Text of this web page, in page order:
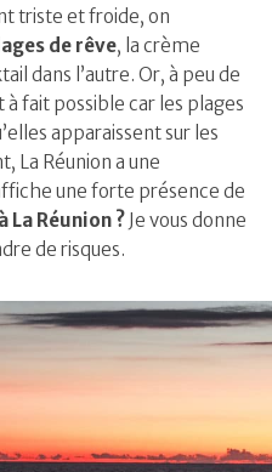
triste et froide, on
de rêve, la crème
dans l’autre. Or, à peu de
fait possible car les plages
apparaissent sur les
La Réunion a une
une forte présence de
La Réunion ? Je vous donne
de risques.